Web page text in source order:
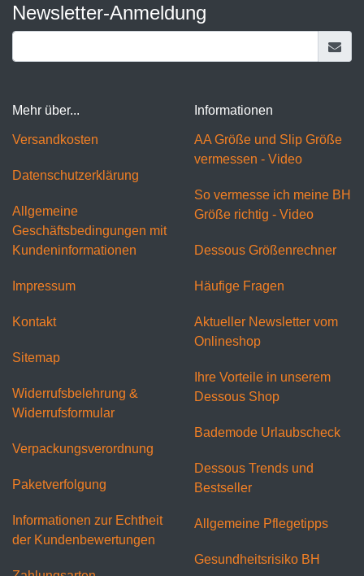
Newsletter-Anmeldung
Mehr über...
Versandkosten
Datenschutzerklärung
Allgemeine
Geschäftsbedingungen mit
Kundeninformationen
Impressum
Kontakt
Sitemap
Widerrufsbelehrung &
Widerrufsformular
Verpackungsverordnung
Paketverfolgung
Informationen zur Echtheit
der Kundenbewertungen
Informationen
AA Größe und Slip Größe
vermessen - Video
So vermesse ich meine BH
Größe richtig - Video
Dessous Größenrechner
Häufige Fragen
Aktueller Newsletter vom
Onlineshop
Ihre Vorteile in unserem
Dessous Shop
Bademode Urlaubscheck
Dessous Trends und
Bestseller
Allgemeine Pflegetipps
Gesundheitsrisiko BH